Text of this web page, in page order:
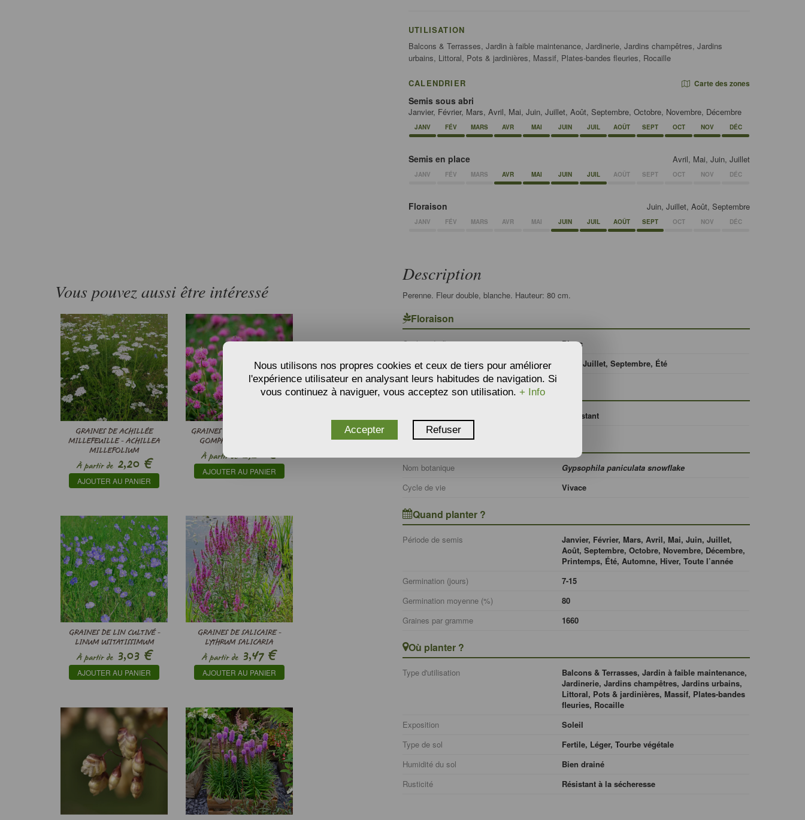
UTILISATION
Balcons & Terrasses, Jardin à faible maintenance, Jardinerie, Jardins champêtres, Jardins
urbains, Littoral, Pots & jardinières, Massif, Plates-bandes fleuries, Rocaille
CALENDRIER Carte des zones
Semis sous abri
Janvier, Février, Mars, Avril, Mai, Juin, Juillet, Août, Septembre, Octobre, Novembre, Décembre
JANV FÉV MARS AVR MAI JUIN JUIL AOÛT SEPT OCT NOV DÉC
Semis en place Avril, Mai, Juin, Juillet
JANV FÉV MARS AVR MAI JUIN JUIL AOÛT SEPT OCT NOV DÉC
Floraison Juin, Juillet, Août, Septembre
JANV FÉV MARS AVR MAI JUIN JUIL AOÛT SEPT OCT NOV DÉC
Vous pouvez aussi être intéressé
GRAINES DE ACHILLÉE
MILLEFEUILLE - ACHILLEA
MILLEFOLIUM
À partir de2,20€
AJOUTER AU PANIER
GRAINES DE AMARANTINE -
GOMPHRENA GLOBOSA
À partir de2,20€
AJOUTER AU PANIER
GRAINES DE LIN CULTIVÉ -
LINUM USITATISSIMUM
À partir de3,03€
AJOUTER AU PANIER
GRAINES DE SALICAIRE -
LYTHRUM SALICARIA
À partir de3,47€
AJOUTER AU PANIER
Description
Perenne. Fleur double, blanche. Hauteur: 80 cm.
Floraison
Couleur de floraison
Blanc
Période de floraison
Juin, Juillet, Septembre, Été
Feuillage
Persistant
Information botanique
Nom botanique
Gypsophila paniculata snowflake
Cycle de vie
Vivace
Quand planter ?
Période de semis
Janvier, Février, Mars, Avril, Mai, Juin, Juillet,
Août, Septembre, Octobre, Novembre, Décembre,
Printemps, Été, Automne, Hiver, Toute l’année
Germination (jours)
7-15
Germination moyenne (%)
80
Graines par gramme
1660
Où planter ?
Type d'utilisation
Balcons & Terrasses, Jardin à faible maintenance,
Jardinerie, Jardins champêtres, Jardins urbains,
Littoral, Pots & jardinières, Massif, Plates-bandes
fleuries, Rocaille
Exposition
Soleil
Type de sol
Fertile, Léger, Tourbe végétale
Humidité du sol
Bien drainé
Rusticité
Résistant à la sécheresse
Nous utilisons nos propres cookies et ceux de tiers pour améliorer
l'expérience utilisateur en analysant leurs habitudes de navigation. Si
vous continuez à naviguer, vous acceptez son utilisation. + Info
Accepter Refuser